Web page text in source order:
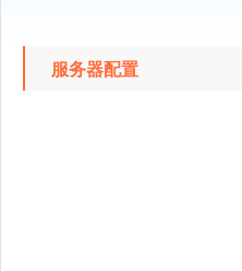
服务器配置